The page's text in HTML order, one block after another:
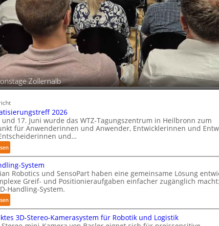
Zollernalb
2026
und 17. Juni wurde das WTZ-Tagungszentrum in Heilbronn zum
für Anwenderinnen und Anwender, Entwicklerinnen und
und…
:
A
u
t
o
m
a
i
System
Robotics und SensoPart haben eine gemeinsame Lösung
Greif- und Positionieraufgaben einfacher zugänglich
Handling-System.
:
3
D 3D-Stereo-Kamerasystem für Robotik und Logistik